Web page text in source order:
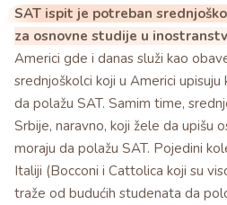
SAT ispit je potreban
za osnovne studije u
Americi gde i danas služi kao
srednjoškolci koji u Americi
da polažu SAT. Samim time,
Srbije, naravno, koji žele da upišu
moraju da polažu SAT. Pojedini
Italiji (Bocconi i Cattolica koji su
traže od budućih studenata da